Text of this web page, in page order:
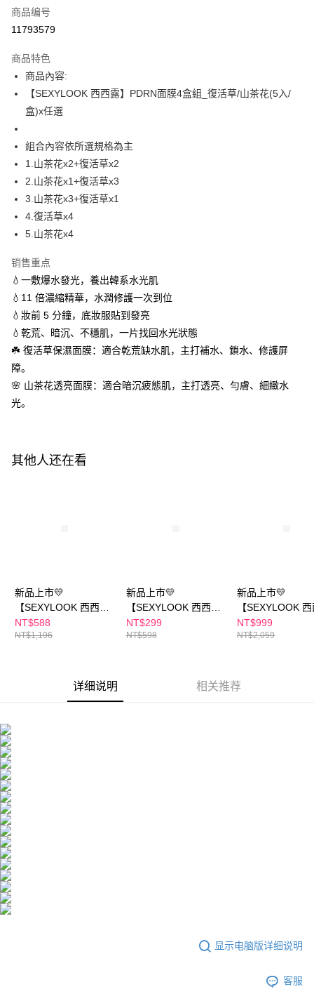
Apple Pay
悠遊付
Google Pay
Plus PAY
AFTEE先享后付
相关说明
一、關於 AFTEE先享後付
1. 於付款方式選擇AFTEE先享後付，將跳出AFTEE先享後付手機驗證視
窗。
2. 進行簡訊驗證之後，即可完成結帳手續。
4. 下訂完成後，您的手機會收到一封繳費通知簡訊，APP會員則會收到
5. 收到商品當下無需繳費，確認無誤後，請再利用繳費通知簡訊或AFTEE
APP於四大便利商店‧ATM/網銀等方式進行付款。
請留意繳費期限為 14 天。唯有下載 AFTEE App 成為 AFTEE 會員者方能享
有最長 45 天內付款之服務。
繳費期限，為商家向您請款的時間，再加上使用AFTEE可延長的天數所計算
出。使用AFTEE下訂可以延長您收到商品前的繳費天數，但無法保證一定能
夠在期限內收到商品(例如:預購商品或預計到貨時間較長者)。因此無論收到
二、付款限制
3. 目前僅支援台灣會員
未成年的使用者，請事先徵得法定代理人或監護人之同意方可使用
AFTEE。
若您對於個人資料之處理、利用有任何疑問，或欲行使相關法律權利，請聯
ATM付款
运送方式
每笔NT$100，满NT$600(含以上)免运费
付款後全家取貨
萊爾富取貨付款
每笔NT$100，满NT$600(含以上)免运费
付款後萊爾富取貨
每笔NT$100，满NT$600(含以上)免运费
付款後7-11取貨
海外配送 查看运费
海外配送(澳門) 查看运费
海外配送(澳洲)
商品编号
11793579
商品特色
商品內容:
【SEXYLOOK 西西露】PDRN面膜4盒組_復活草/山茶花(5入/
盒)x任選
組合內容依所選規格為主
1.山茶花x2+復活草x2
2.山茶花x1+復活草x3
3.山茶花x3+復活草x1
4.復活草x4
5.山茶花x4
销售重点
💧一敷爆水發光，養出韓系水光肌
💧11 倍濃縮精華，水潤修護一次到位
💧妝前 5 分鐘，底妝服貼到發亮
💧乾荒、暗沉、不穩肌，一片找回水光狀態
☘️ 復活草保濕面膜：適合乾荒缺水肌，主打補水、鎖水、修護屏
障。
🌸 山茶花透亮面膜：適合暗沉疲態肌，主打透亮、勻膚、細緻水
光。
其他人还在看
新品上市💛
【SEXYLOOK 西西
露】牛奶外泌體
XPDRN面膜雙享4盒組
NT$588
NT$1,196
新品上市💛
【SEXYLOOK 西西
露】PDRN復活草保濕
面膜(5入/盒) 買一送一
NT$299
NT$598
新品上市💛
【SEXYLOOK
露】仙人掌夜光
150ml+仙人掌夜
盒)X 任選1盒
NT$999
NT$2,059
详细说明 相关推荐
显示电脑版详细说明
客服